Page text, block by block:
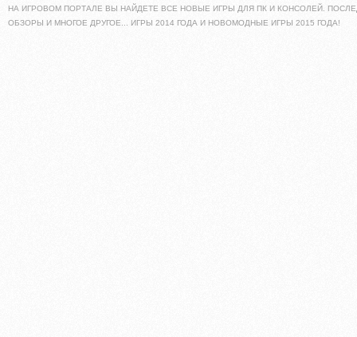
НА ИГРОВОМ ПОРТАЛЕ ВЫ НАЙДЕТЕ ВСЕ НОВЫЕ ИГРЫ ДЛЯ ПК И КОНСОЛЕЙ.
ОБЗОРЫ И МНОГОЕ ДРУГОЕ... ИГРЫ 2014 ГОДА И НОВОМОДНЫЕ ИГРЫ 2015 ГОДА!